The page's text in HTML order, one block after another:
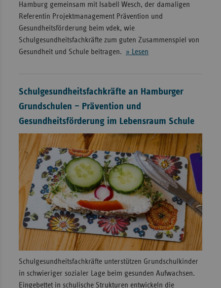
Hamburg gemeinsam mit Isabell Wesch, der damaligen
Referentin Projektmanagement Prävention und
Gesundheitsförderung beim vdek, wie
Schulgesundheitsfachkräfte zum guten Zusammenspiel von
Gesundheit und Schule beitragen. » Lesen
Schulgesundheitsfachkräfte an Hamburger
Grundschulen – Prävention und
Gesundheitsförderung im Lebensraum Schule
Schulgesundheitsfachkräfte unterstützen Grundschulkinder
in schwieriger sozialer Lage beim gesunden Aufwachsen.
Eingebettet in schulische Strukturen entwickeln die